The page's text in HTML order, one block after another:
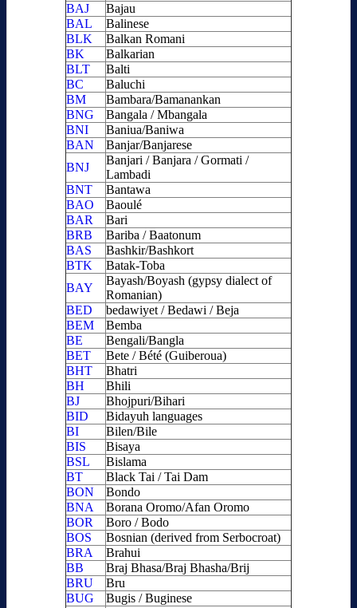
BAJ
Bajau
BAL
Balinese
BLK
Balkan Romani
BK
Balkarian
BLT
Balti
BC
Baluchi
BM
Bambara/Bamanankan
BNG
Bangala / Mbangala
BNI
Baniua/Baniwa
BAN
Banjar/Banjarese
BNJ
Banjari / Banjara / Gormati /
Lambadi
BNT
Bantawa
BAO
Baoulé
BAR
Bari
BRB
Bariba / Baatonum
BAS
Bashkir/Bashkort
BTK
Batak-Toba
BAY
Bayash/Boyash (gypsy dialect of
Romanian)
BED
bedawiyet / Bedawi / Beja
BEM
Bemba
BE
Bengali/Bangla
BET
Bete / Bété (Guiberoua)
BHT
Bhatri
BH
Bhili
BJ
Bhojpuri/Bihari
BID
Bidayuh languages
BI
Bilen/Bile
BIS
Bisaya
BSL
Bislama
BT
Black Tai / Tai Dam
BON
Bondo
BNA
Borana Oromo/Afan Oromo
BOR
Boro / Bodo
BOS
Bosnian (derived from Serbocroat)
BRA
Brahui
BB
Braj Bhasa/Braj Bhasha/Brij
BRU
Bru
BUG
Bugis / Buginese